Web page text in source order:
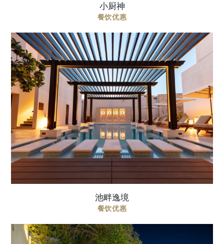
小厨神
餐饮优惠
在沙迦艺博澈笛度假酒店，开启泳池与美食相伴的
夏日休闲日间假期. 工作日 | 每人 150 AED（周一至
周四） 其中 120 迪拉姆可用于餐饮消费。 周末 | 每
人 200 AED ...
池畔逸境
餐饮优惠